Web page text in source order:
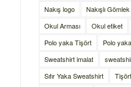
Nakış logo
Nakışlı Gömlek
Okul Arması
Okul etiket
Polo yaka Tişört
Polo
Sweatshirt imalat
Sıfır Yaka Sweatshirt
Tişört